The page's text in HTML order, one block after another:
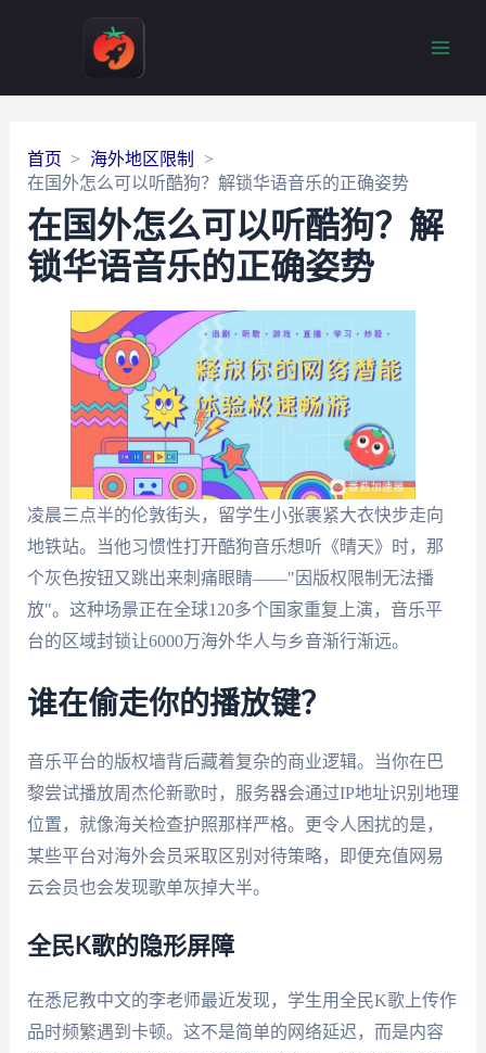
首页
海外地区限制
在国外怎么可以听酷狗？解锁华语音乐的正确姿势
在国外怎么可以听酷狗？解
锁华语音乐的正确姿势
凌晨三点半的伦敦街头，留学生小张裹紧大衣快步走向
地铁站。当他习惯性打开酷狗音乐想听《晴天》时，那
个灰色按钮又跳出来刺痛眼睛——"因版权限制无法播
放"。这种场景正在全球120多个国家重复上演，音乐平
台的区域封锁让6000万海外华人与乡音渐行渐远。
谁在偷走你的播放键？
音乐平台的版权墙背后藏着复杂的商业逻辑。当你在巴
黎尝试播放周杰伦新歌时，服务器会通过IP地址识别地理
位置，就像海关检查护照那样严格。更令人困扰的是，
某些平台对海外会员采取区别对待策略，即便充值网易
云会员也会发现歌单灰掉大半。
全民K歌的隐形屏障
在悉尼教中文的李老师最近发现，学生用全民K歌上传作
品时频繁遇到卡顿。这不是简单的网络延迟，而是内容